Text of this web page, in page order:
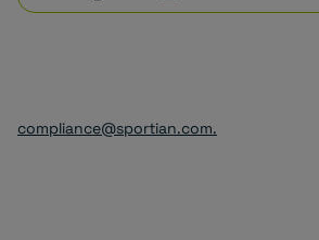
compliance@sportian.com.